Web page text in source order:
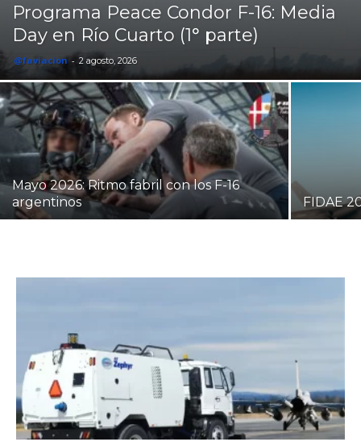
Programa Peace Condor F-16: Media
Day en Río Cuarto (1° parte)
@faviacion - 2 agosto, 2026
Mayo 2026: Ritmo fabril con los F-16
argentinos
FIDAE